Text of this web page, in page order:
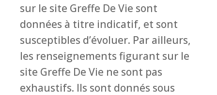
sur le site Greffe De Vie sont
données à titre indicatif, et sont
susceptibles d’évoluer. Par ailleurs,
les renseignements figurant sur le
site Greffe De Vie ne sont pas
exhaustifs. Ils sont donnés sous